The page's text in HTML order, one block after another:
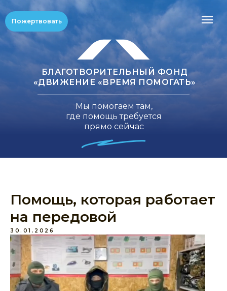
Пожертвовать
БЛАГОТВОРИТЕЛЬНЫЙ ФОНД
«ДВИЖЕНИЕ «ВРЕМЯ ПОМОГАТЬ»
Мы помогаем там,
где помощь требуется
прямо сейчас
Помощь, которая работает
на передовой
30.01.2026